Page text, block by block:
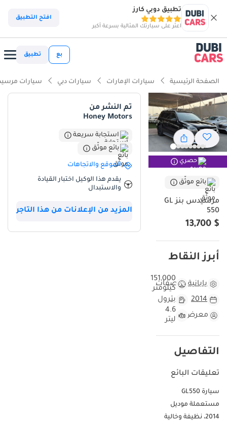
تطبيق دوبي كارز
اعثر على سيارتك المثالية بسرعة أكبر
افتح التطبيق
بع تطبيق
الصفحة الرئيسية سيارات الإمارات سيارات دبي سيارات
حصري
بائع موثّق
مرسيدس بنز GL
550
$ 13,700
أبرز النقاط
يابانية مواصفات
151,000
كيلومتر
2014
بترول
معرض
4.6
ليتر
التفاصيل
تعليقات البائع
سيارة GL550
مستعملة موديل
2014، نظيفة وخالية
تم النشر من
Honey Motors
استجابة سريعة
بائع موثّق
الموقع والاتجاهات
يقدم هذا الوكيل اختبار القيادة
والاستبدال
المزيد من الإعلانات من هذا التاجر